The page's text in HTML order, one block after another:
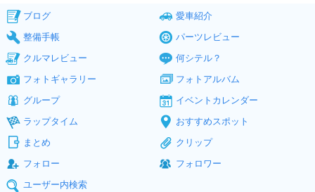
ブログ
愛車紹介
整備手帳
パーツレビュー
クルマレビュー
何シテル？
フォトギャラリー
フォトアルバム
グループ
イベントカレンダー
ラップタイム
おすすめスポット
まとめ
クリップ
フォロー
フォロワー
ユーザー内検索